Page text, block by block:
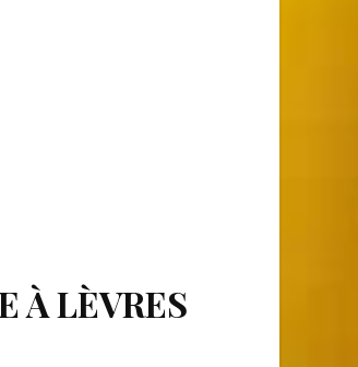
À LÈVRES